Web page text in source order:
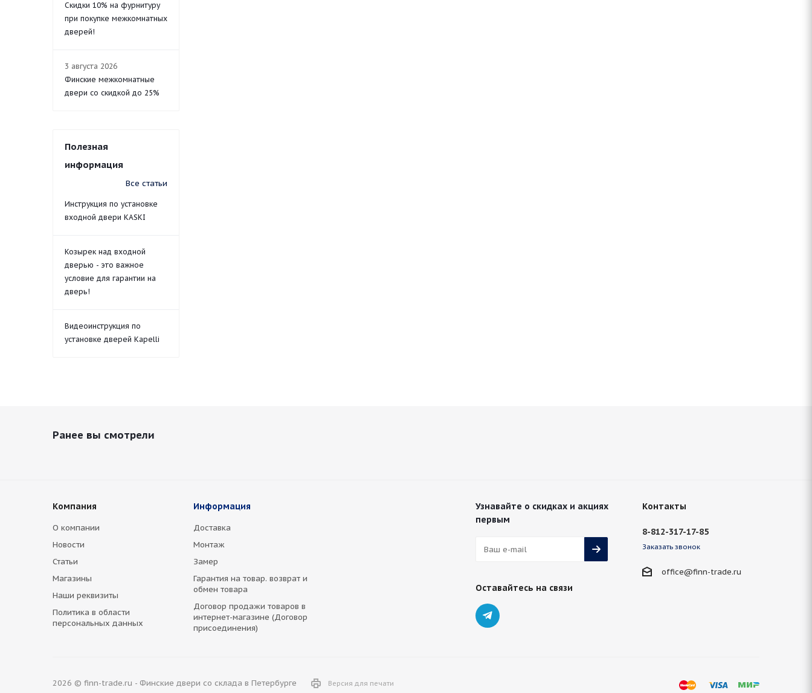
Скидки 10% на фурнитуру
при покупке межкомнатных
дверей!
3 августа 2026
Финские межкомнатные
двери со скидкой до 25%
Полезная
информация
Все статьи
Инструкция по установке
входной двери KASKI
Козырек над входной
дверью - это важное
условие для гарантии на
дверь!
Видеоинструкция по
установке дверей Kapelli
Ранее вы смотрели
Компания
О компании
Новости
Статьи
Магазины
Наши реквизиты
Политика в области
персональных данных
Информация
Доставка
Монтаж
Замер
Гарантия на товар. возврат и
обмен товара
Договор продажи товаров в
интернет-магазине (Договор
присоединения)
Узнавайте о скидках и акциях
первым
Оставайтесь на связи
Контакты
8-812-317-17-85
Заказать звонок
office@finn-trade.ru
2026 © finn-trade.ru - Финские двери со склада в Петербурге Версия для печати